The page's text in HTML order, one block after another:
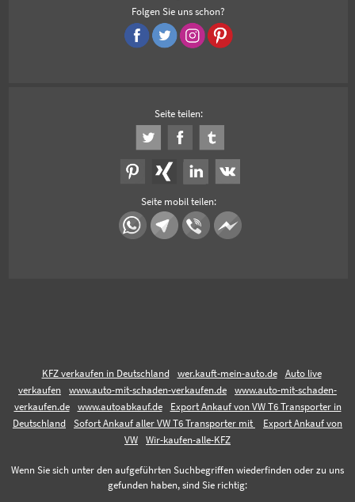
Folgen Sie uns schon?
Seite teilen:
Seite mobil teilen:
KFZ verkaufen in Deutschland wer.kauft-mein-auto.de
Auto live
verkaufen
www.auto-mit-schaden-verkaufen.de
www.auto-mit-schaden-
verkaufen.de
www.autoabkauf.de
Export Ankauf von VW T6 Transporter in
Deutschland
Sofort Ankauf aller VW T6 Transporter mit
Export Ankauf von
VW
Wir-kaufen-alle-KFZ
Wenn Sie sich unter den aufgeführten Suchbegriffen wiederfinden oder zu uns
gefunden haben, sind Sie richtig: